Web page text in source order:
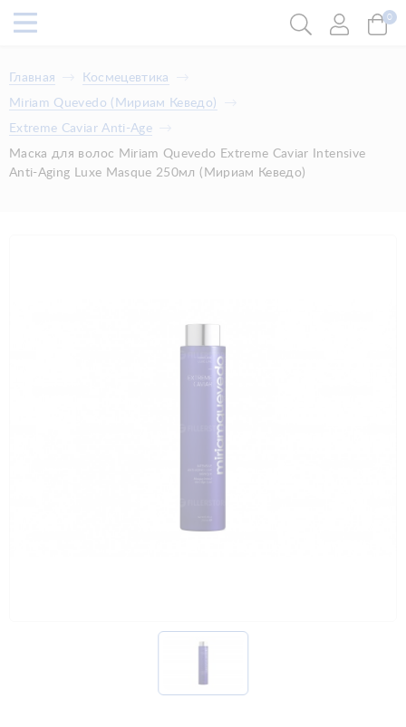
0
Главная
Космецевтика
Miriam Quevedo (Мириам Кеведо)
Extreme Caviar Anti-Age
Маска для волос Miriam Quevedo Extreme Caviar Intensive
Anti-Aging Luxe Masque 250мл (Мириам Кеведо)